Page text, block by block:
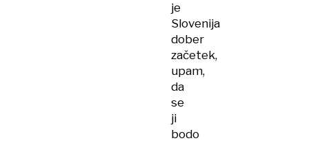
je
Slovenija
dober
začetek,
upam,
da
se
ji
bodo